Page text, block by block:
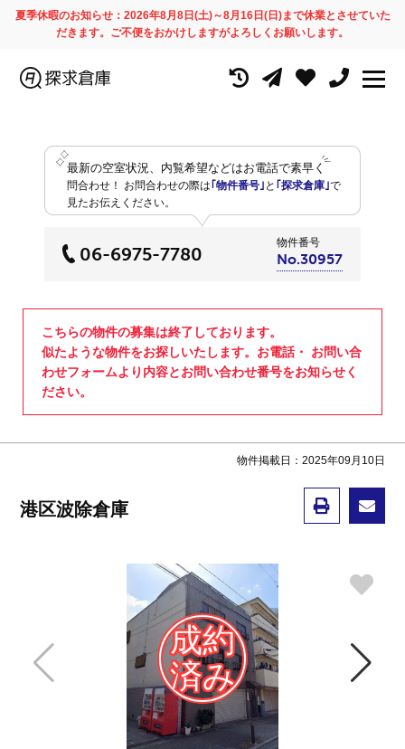
夏季休暇のお知らせ：2026年8月8日(土)～8月16日(日)まで休業とさせていた
だきます。ご不便をおかけしますがよろしくお願いします。
最新の空室状況、内覧希望などはお電話で素早く
問合わせ！ お問合わせの際は ｢物件番号｣ と ｢探求倉庫｣で
見たお伝えください。
06-6975-7780
物件番号
No.30957
こちらの物件の募集は終了しております。
似たような物件をお探しいたします。お電話・ お問い合
わせフォームより内容とお問い合わせ番号をお知らせく
ださい。
物件掲載日：2025年09月10日
港区波除倉庫